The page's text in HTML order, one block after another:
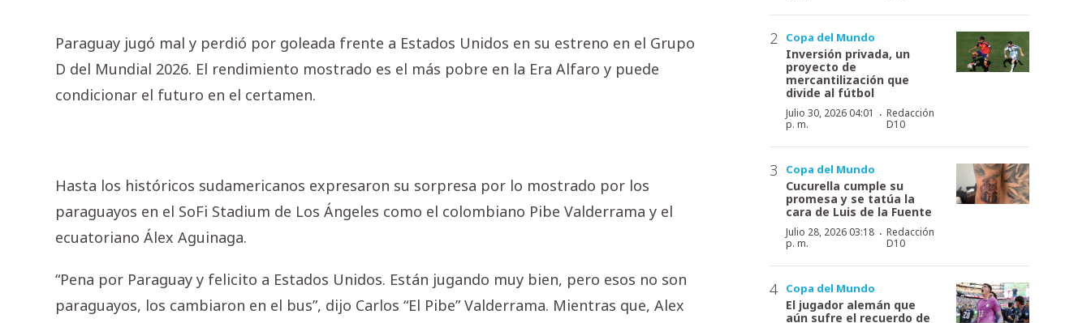
Paraguay jugó mal y perdió por goleada frente a Estados Unidos en su estreno en el Grupo
D del Mundial 2026. El rendimiento mostrado es el más pobre en la Era Alfaro y puede
condicionar el futuro en el certamen.
Hasta los históricos sudamericanos expresaron su sorpresa por lo mostrado por los
paraguayos en el SoFi Stadium de Los Ángeles como el colombiano Pibe Valderrama y el
ecuatoriano Álex Aguinaga.
“Pena por Paraguay y felicito a Estados Unidos. Están jugando muy bien, pero esos no son
paraguayos, los cambiaron en el bus”, dijo Carlos “El Pibe” Valderrama. Mientras que, Alex
Copa del Mundo
Inversión privada, un
proyecto de
mercantilización que
divide al fútbol
Julio 30, 2026 04:01
p. m.
· Redacción
D10
Copa del Mundo
Cucurella cumple su
promesa y se tatúa la
cara de Luis de la Fuente
Julio 28, 2026 03:18
p. m.
· Redacción
D10
Copa del Mundo
El jugador alemán que
aún sufre el recuerdo de